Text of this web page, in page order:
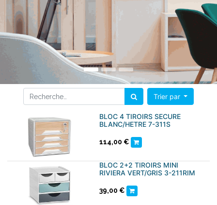
Trier par
BLOC 4 TIROIRS SECURE
BLANC/HETRE 7-311S
114,00 €
BLOC 2+2 TIROIRS MINI
RIVIERA VERT/GRIS 3-211RIM
39,00 €